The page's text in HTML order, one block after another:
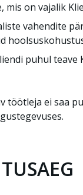
mis on vajalik
vahendite
puhul teave
töötleja ei saa